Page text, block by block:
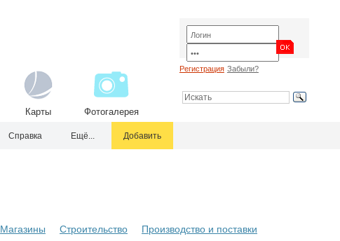
Карты Фотогалерея
Регистрация Забыли?
Справка Ещё... Добавить
Магазины Строительство
Производство и поставки